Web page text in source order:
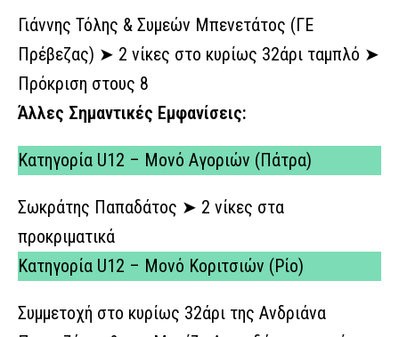
Γιάννης Τόλης & Συμεών Μπενετάτος (ΓΕ
Πρέβεζας) ➤ 2 νίκες στο κυρίως 32άρι ταμπλό ➤
Πρόκριση στους 8
Άλλες Σημαντικές Εμφανίσεις:
Κατηγορία U12 – Μονό Αγοριών (Πάτρα)
Σωκράτης Παπαδάτος ➤ 2 νίκες στα
προκριματικά
Κατηγορία U12 – Μονό Κοριτσιών (Ρίο)
Συμμετοχή στο κυρίως 32άρι της Ανδριάνα